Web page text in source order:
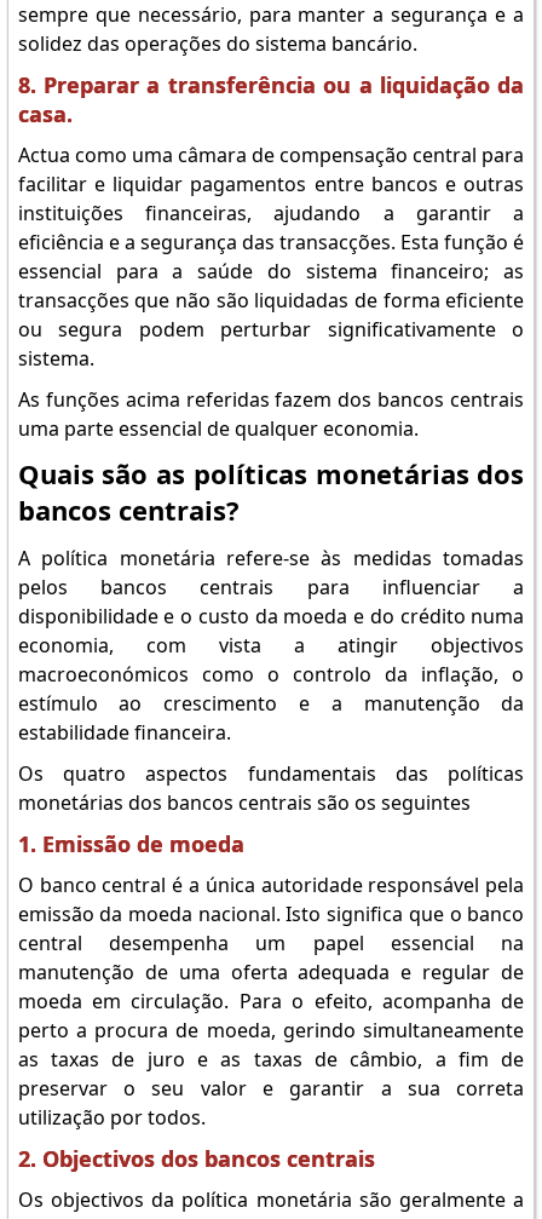
sempre que necessário, para manter a segurança e a
solidez das operações do sistema bancário.
8. Preparar a transferência ou a liquidação da
casa.
Actua como uma câmara de compensação central para
facilitar e liquidar pagamentos entre bancos e outras
instituições financeiras, ajudando a garantir a
eficiência e a segurança das transacções. Esta função é
essencial para a saúde do sistema financeiro; as
transacções que não são liquidadas de forma eficiente
ou segura podem perturbar significativamente o
sistema.
As funções acima referidas fazem dos bancos centrais
uma parte essencial de qualquer economia.
Quais são as políticas monetárias dos
bancos centrais?
A política monetária refere-se às medidas tomadas
pelos bancos centrais para influenciar a
disponibilidade e o custo da moeda e do crédito numa
economia, com vista a atingir objectivos
macroeconómicos como o controlo da inflação, o
estímulo ao crescimento e a manutenção da
estabilidade financeira.
Os quatro aspectos fundamentais das políticas
monetárias dos bancos centrais são os seguintes
1. Emissão de moeda
O banco central é a única autoridade responsável pela
emissão da moeda nacional. Isto significa que o banco
central desempenha um papel essencial na
manutenção de uma oferta adequada e regular de
moeda em circulação. Para o efeito, acompanha de
perto a procura de moeda, gerindo simultaneamente
as taxas de juro e as taxas de câmbio, a fim de
preservar o seu valor e garantir a sua correta
utilização por todos.
2. Objectivos dos bancos centrais
Os objectivos da política monetária são geralmente a